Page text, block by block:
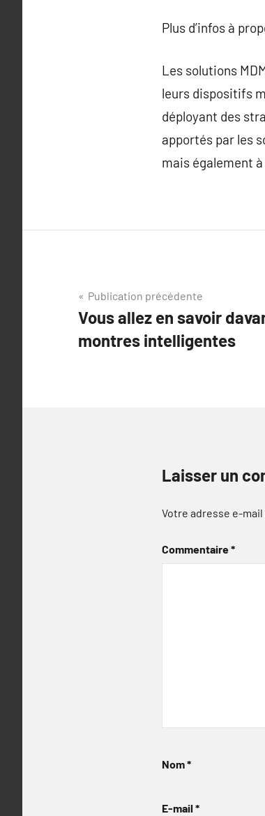
Plus d’infos à
Les solutions
leurs dispositifs
déployant des
apportés par les
mais également
Navigation
de
l’article
Publication précédente
Vous allez en savoir
montres intelligentes
Laisser un
Votre adresse e-mail
Commentaire*
Nom*
E-mail *